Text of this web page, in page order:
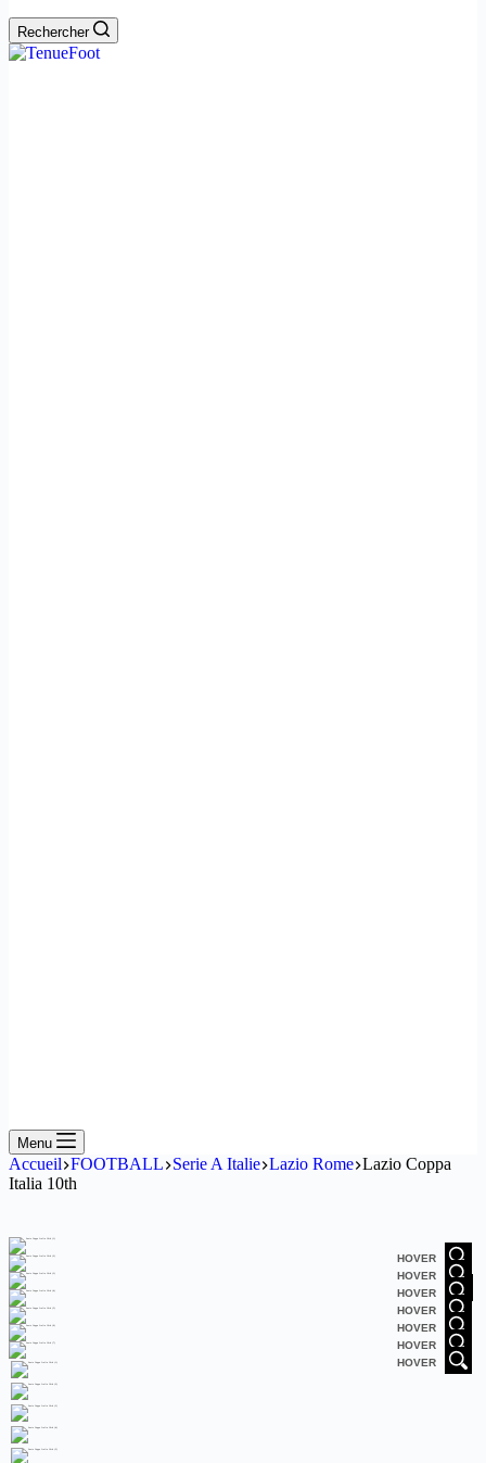
Rechercher
Menu
Accueil FOOTBALL Serie A Italie Lazio Rome Lazio Coppa
Italia 10th
HOVER
HOVER
HOVER
HOVER
HOVER
HOVER
HOVER